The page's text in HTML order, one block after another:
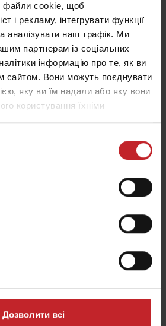
файли cookie, щоб
і рекламу, інтегрувати функції
аналізувати наш трафік. Ми
партнерам із соціальних
інформацію про те, як ви
сайтом. Вони можуть поєднувати
яку ви їм надали або яку вони
користування їхніми
Дозволити всі
2200 до трактора
точного висіву Tempo.
- FH 2200
FH 2200.